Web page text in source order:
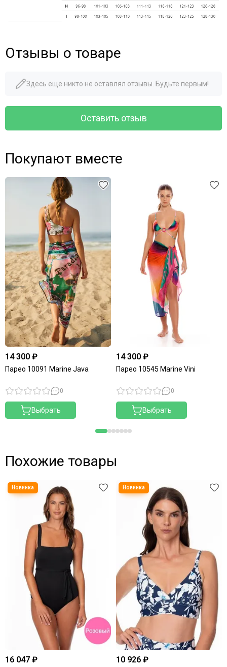
Отзывы о товаре
Здесь еще никто не оставлял отзывы. Будьте первым!
Оставить отзыв
Покупают вместе
14 300 ₽
Парео 10091 Marine Java
0
Выбрать
14 300 ₽
Парео 10545 Marine Vini
0
Выбрать
Похожие товары
16 047 ₽ 10 926 ₽